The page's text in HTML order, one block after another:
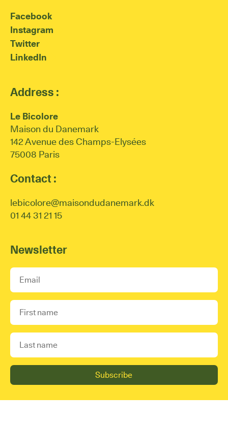
Facebook
Instagram
Twitter
LinkedIn
Address :
Le Bicolore
Maison du Danemark
142 Avenue des Champs-Elysées
75008 Paris
Contact :
lebicolore@maisondudanemark.dk
01 44 31 21 15
Newsletter